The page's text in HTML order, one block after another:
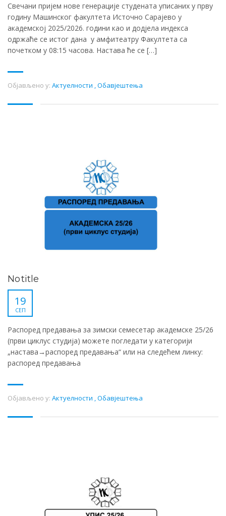
Свечани пријем нове генерације студената уписаних у прву
годину Машинског факултета Источно Сарајево у
академској 2025/2026. години као и додјела индекса
одржаће се истог дана у амфитеатру Факултета са
почетком у 08:15 часова. Настава ће се […]
Објављено у: Актуелности ,Обавјештења
No title
19
СЕП
Распоред предавања за зимски семесетар академске 25/26
(први циклус студија) можете погледати у категорији
„настава→распоред предавања“ или на следећем линку:
распоред предавања
Објављено у: Актуелности ,Обавјештења